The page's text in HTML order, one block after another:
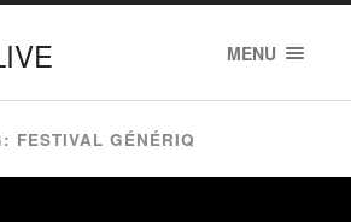
MENU
FESTIVAL GÉNÉRIQ